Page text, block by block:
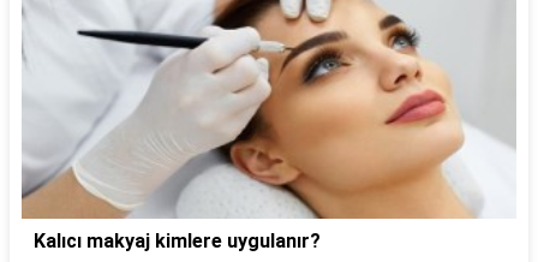
Kalıcı makyaj kimlere uygulanır?